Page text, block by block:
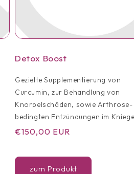
Detox Boost
Gezielte Supplementierung von
Curcumin, zur Behandlung von
Knorpelschäden, sowie Arthrose-
bedingten Entzündungen im
Normaler
€150,00 EUR
zum Produkt